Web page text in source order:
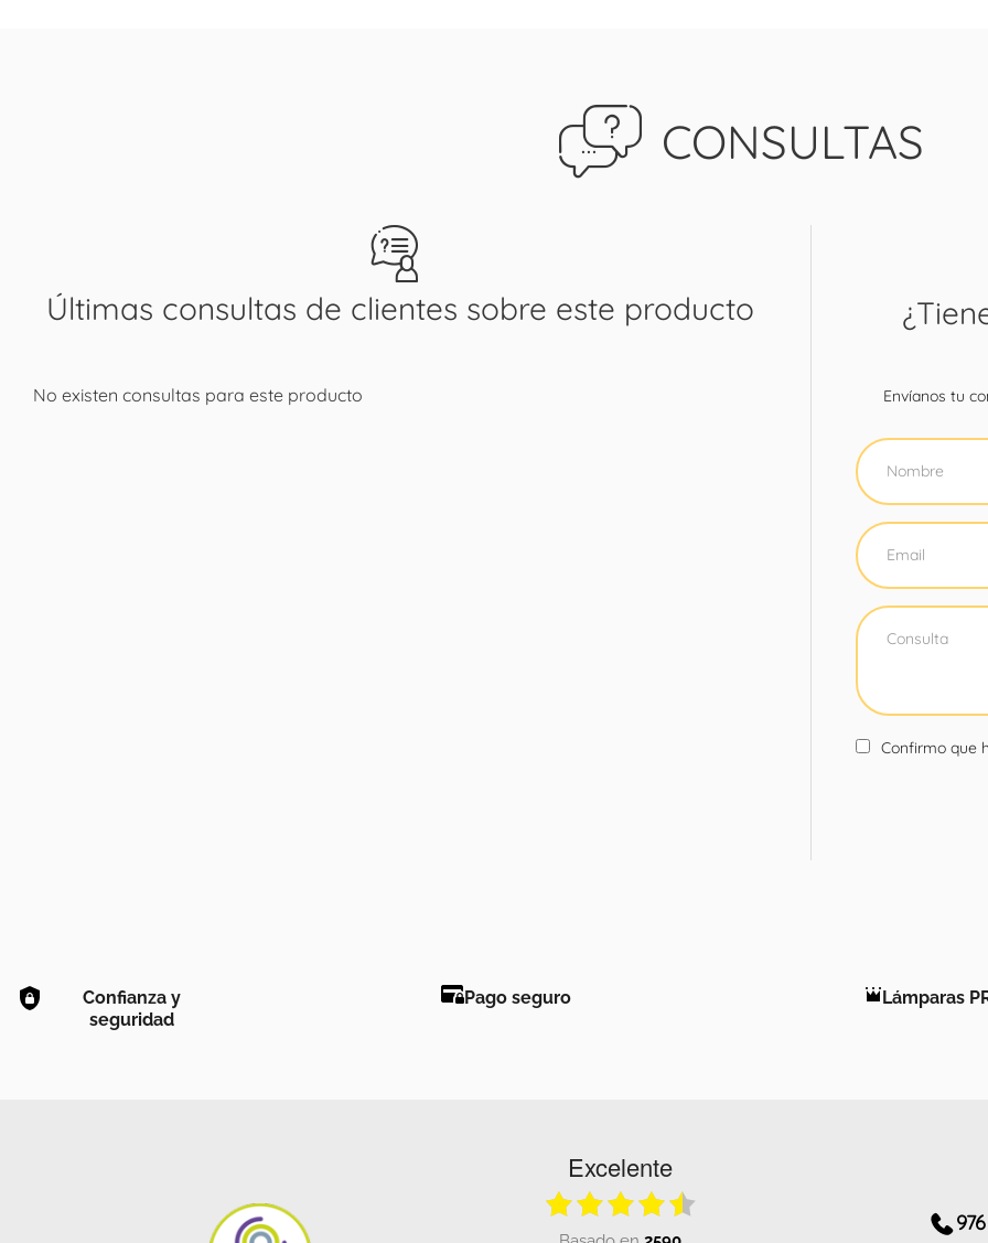
CONSULTAS
Últimas consultas de clientes sobre este producto
No existen consultas para este producto Envíanos tu
Confirmo que
Confianza y
seguridad
Pago seguro Lámparas
Excelente
basado en 2590